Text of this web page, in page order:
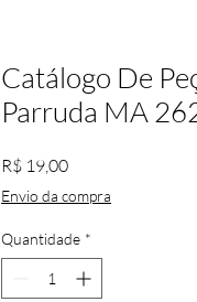
Catálogo De
Parruda MA
R$ 19,00Preço
Envio da compra
Quantidade *